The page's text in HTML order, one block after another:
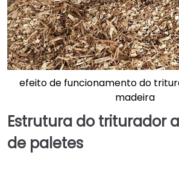
efeito de funcionamento do
madeira
Estrutura do triturador
de paletes